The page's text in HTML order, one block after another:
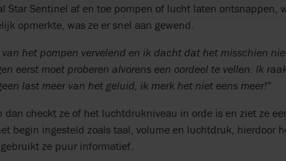
Star Sentinel af en toe pompen of lucht laten ontsnappen,
opmerkte, was ze er snel aan gewend.
het pompen vervelend en ik dacht dat het misschien
eerst moet proberen alvorens een oordeel te vellen. Ik
last meer van het geluid, ik merk het niet eens meer!”
dan checkt ze of het luchtdrukniveau in orde is en ziet ze
begin ingesteld zoals taal, volume en luchtdruk, hierdoor
ze puur informatief.